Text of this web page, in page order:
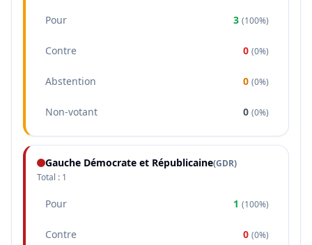
Pour 3 (100%)
Contre 0 (0%)
Abstention 0 (0%)
Non-votant 0 (0%)
Gauche Démocrate et Républicaine(GDR)
Total : 1
Pour 1 (100%)
Contre 0 (0%)